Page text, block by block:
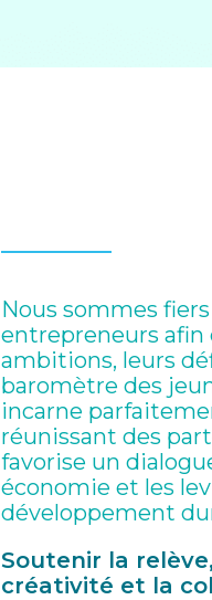
Nous sommes
entrepreneurs
ambitions, leurs
baromètre des
incarne
réunissant des
favorise un
économie et les
développement
Soutenir la
créativité et la